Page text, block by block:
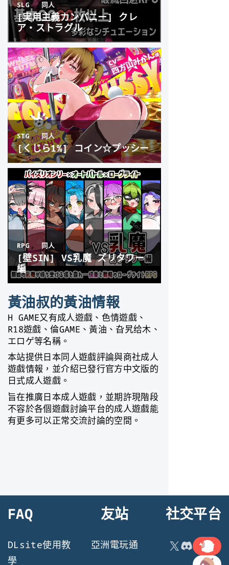
黃油叔的黃油情報
H GAME又有成人遊戲、色情遊戲、
R18遊戲、倫GAME、黃油、旮旯给木、
エロゲ等名稱。
本站提供日本同人遊戲評論與商社成人
遊戲情報，並介紹已發行官方中文版的
日式成人遊戲。
旨在推廣日本成人遊戲，並期許現階段
不容於各個遊戲討論平台的成人遊戲能
有更多可以正常交流討論的空間。
FAQ
DLsite使用教
學
友站
亞洲電玩通
社交平台
X Discord
連結
連結